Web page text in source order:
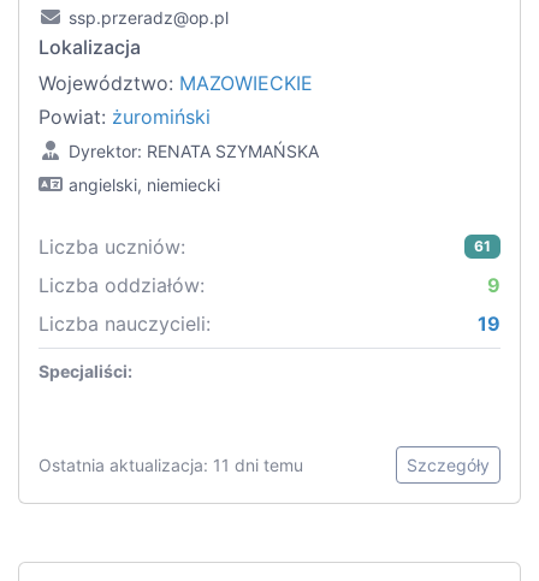
ssp.przeradz@op.pl
Lokalizacja
Województwo: MAZOWIECKIE
Powiat: żuromiński
Dyrektor: RENATA SZYMAŃSKA
angielski, niemiecki
Liczba uczniów: 61
Liczba oddziałów:
9
Liczba nauczycieli:
19
Specjaliści:
Ostatnia aktualizacja: 11 dni temu Szczegóły